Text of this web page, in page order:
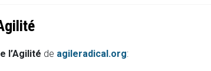
l’Agilité de agileradical.org: